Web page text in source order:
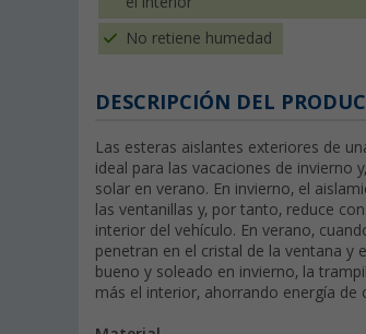
No retiene humedad
DESCRIPCIÓN DEL
Las esteras aislantes exteriores de
ideal para las vacaciones de invierno
solar en verano. En invierno, el
las ventanillas y, por tanto, reduce
interior del vehículo. En verano,
penetran en el cristal de la ventana y
bueno y soleado en invierno, la
más el interior, ahorrando energía de